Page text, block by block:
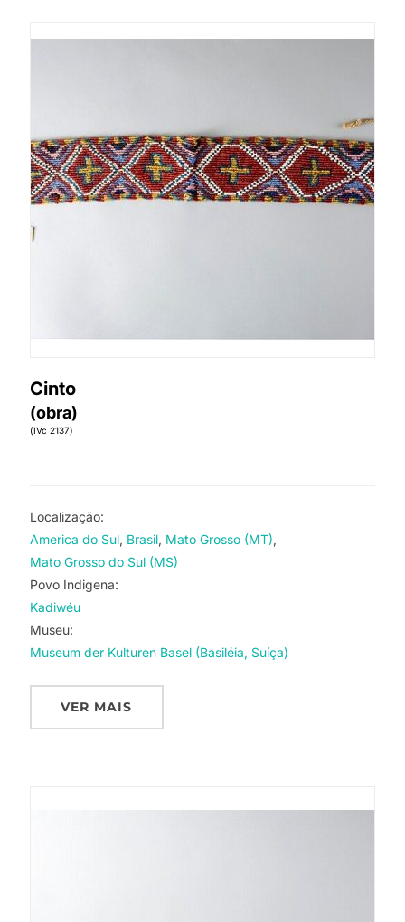
Cinto
(obra)
(IVc 2137)
Localização:
America do Sul Brasil Mato Grosso (MT)
Mato Grosso do Sul (MS)
Povo Indigena:
Kadiwéu
Museu:
Museum der Kulturen Basel (Basiléia, Suíça)
VER MAIS